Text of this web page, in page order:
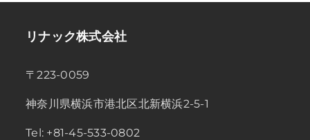
リナック株式会社
〒223-0059
神奈川県横浜市港北区北新横浜2-5-1
Tel: +81-45-533-0802